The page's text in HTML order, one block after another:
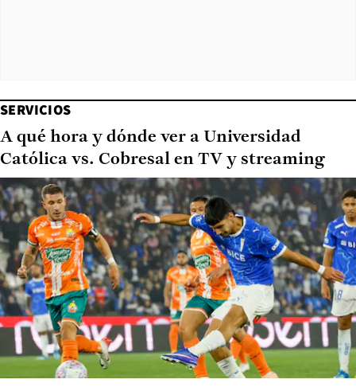
SERVICIOS
A qué hora y dónde ver a Universidad
Católica vs. Cobresal en TV y streaming